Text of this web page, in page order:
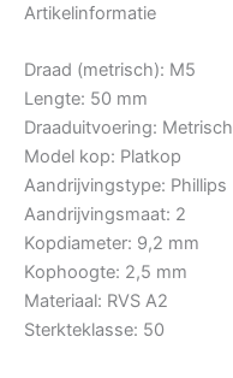
Artikelinformatie
Draad (metrisch): M5
Lengte: 50 mm
Draaduitvoering: Metrisch
Model kop: Platkop
Aandrijvingstype: Phillips
Aandrijvingsmaat: 2
Kopdiameter: 9,2 mm
Kophoogte: 2,5 mm
Materiaal: RVS A2
Sterkteklasse: 50